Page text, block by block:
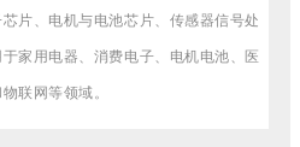
片、电机与电池芯片、传感器信号处
家用电器、消费电子、电机电池、医
联网等领域。